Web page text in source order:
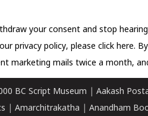
your consent and stop
privacy policy, please click here.
marketing mails twice a month,
BC Script Museum Aakash
Amarchitrakatha Anandham